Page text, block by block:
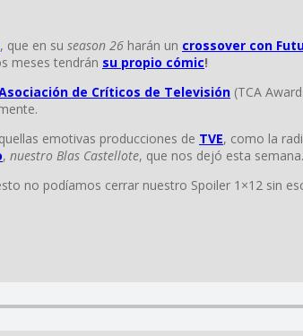
, que en su season 26 harán un crossover con
meses tendrán su propio cómic!
de Críticos de Televisión (TCA
emotivas producciones de TVE, como la
, nuestro Blas Castellote, que nos dejó esta semana.
no podíamos cerrar nuestro Spoiler 1×12 sin